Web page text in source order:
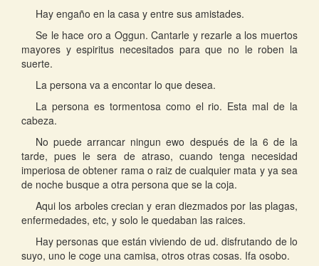
Hay engaño en la casa y entre sus amistades.
Se le hace oro a Oggun. Cantarle y rezarle a los muertos
mayores y espiritus necesitados para que no le roben la
suerte.
La persona va a encontar lo que desea.
La persona es tormentosa como el rio. Esta mal de la
cabeza.
No puede arrancar ningun ewo después de la 6 de la
tarde, pues le sera de atraso, cuando tenga necesidad
imperiosa de obtener rama o raiz de cualquier mata y ya sea
de noche busque a otra persona que se la coja.
Aqui los arboles crecian y eran diezmados por las plagas,
enfermedades, etc, y solo le quedaban las raices.
Hay personas que están viviendo de ud. disfrutando de lo
suyo, uno le coge una camisa, otros otras cosas. Ifa osobo.